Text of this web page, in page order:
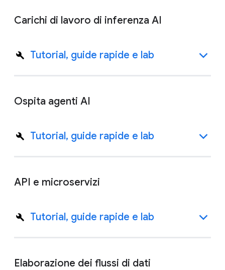
Carichi di lavoro di inferenza AI
Tutorial, guide rapide e lab
Ospita agenti AI
Tutorial, guide rapide e lab
API e microservizi
Tutorial, guide rapide e lab
Elaborazione dei flussi di dati